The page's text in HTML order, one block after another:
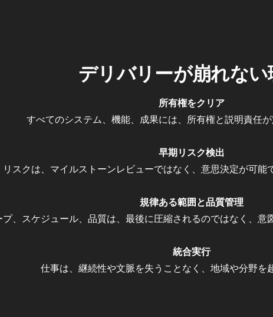
デリバリーが崩れない
所有権をクリア
すべてのシステム、機能、成果には、所有権と説明責任が
早期リスク検出
リスクは、マイルストーンレビューではなく、意思決定が可能
規律ある範囲と品質管理
プ、スケジュール、品質は、最後に圧縮されるのではなく、意
統合実行
仕事は、継続性や文脈を失うことなく、地域や分野を